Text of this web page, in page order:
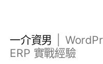
一介資男
ERP 實戰經驗